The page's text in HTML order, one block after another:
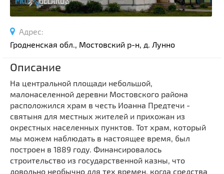
Садово-парковая архитектура
Озера и водоемы
Памятники археологии
Памятники геодезии
Памятники природы
Памятники известным людям
Церкви
Монастыри
Костелы
Выберите область
Выберите район
Выберите населенный пункт
Адрес:
Гродненская обл., Мостовский р-н, д. Лунно
Описание
На центральной площади небольшой,
малонаселенной деревни Мостовского района
расположился храм в честь Иоанна Предтечи -
святыня для местных жителей и прихожан из
окрестных населенных пунктов. Тот храм, который
мы можем наблюдать в настоящее время, был
построен в 1889 году. Финансировалось
строительство из государственной казны, что
довольно необычно для тех времен, когда средства